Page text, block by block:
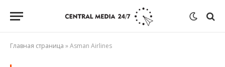
Главная страница »Asman Airlines